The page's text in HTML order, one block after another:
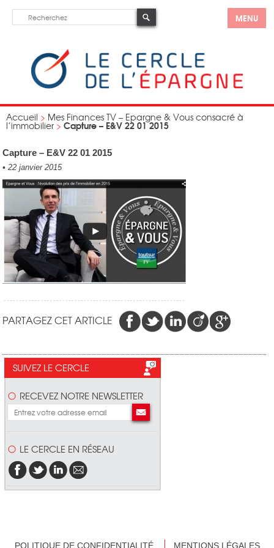
MENU
Accueil > Mes Finances TV – Epargne & Vous consacré à
l’immobilier > Capture – E&V 22 01 2015
Capture – E&V 22 01 2015
• 22 janvier 2015
PARTAGEZ CET ARTICLE
SUIVEZ LE CERCLE
RECEVEZ NOTRE NEWSLETTER
LE CERCLE EN RÉSEAU
POLITIQUE DE CONFIDENTIALITÉ MENTIONS LÉGALES